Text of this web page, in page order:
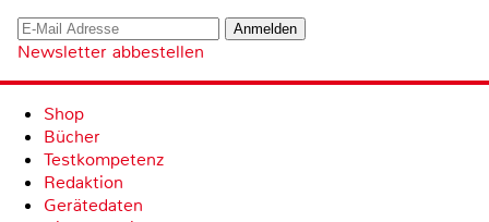
Newsletter abbestellen
Shop
Bücher
Testkompetenz
Redaktion
Gerätedaten